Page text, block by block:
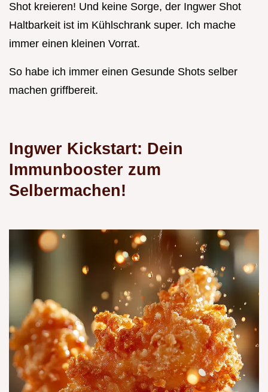
Shot kreieren! Und keine Sorge, der Ingwer Shot
Haltbarkeit ist im Kühlschrank super. Ich mache
immer einen kleinen Vorrat.
So habe ich immer einen Gesunde Shots selber
machen griffbereit.
Ingwer Kickstart: Dein
Immunbooster zum
Selbermachen!